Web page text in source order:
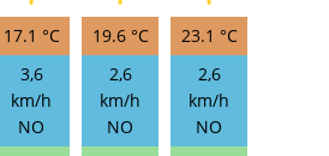
17.1 °C
3,6
km/h
NO
19.6 °C
2,6
km/h
NO
23.1 °C
2,6
km/h
NO